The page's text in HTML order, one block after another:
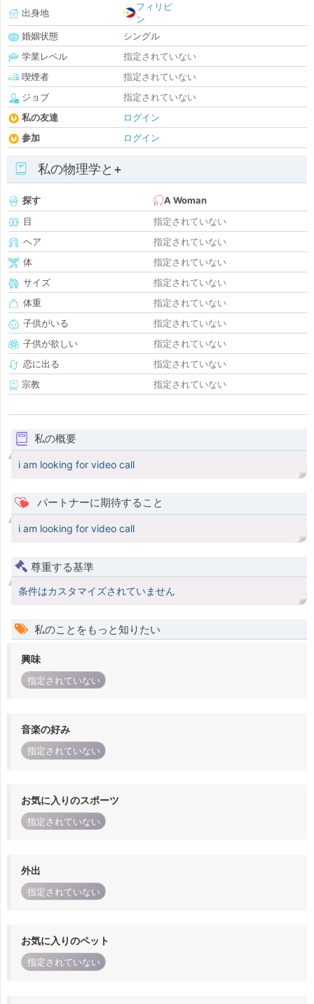
出身地
フィリピ
ン
婚姻状態
シングル
学業レベル
指定されていない
喫煙者
指定されていない
ジョブ
指定されていない
私の友達
ログイン
参加
ログイン
私の物理学と+
探す
A Woman
目
指定されていない
ヘア
指定されていない
体
指定されていない
サイズ
指定されていない
体重
指定されていない
子供がいる
指定されていない
子供が欲しい
指定されていない
恋に出る
指定されていない
宗教
指定されていない
私の概要
i am looking for video call
パートナーに期待すること
i am looking for video call
尊重する基準
条件はカスタマイズされていません
私のことをもっと知りたい
興味
指定されていない
音楽の好み
指定されていない
お気に入りのスポーツ
指定されていない
外出
指定されていない
お気に入りのペット
指定されていない